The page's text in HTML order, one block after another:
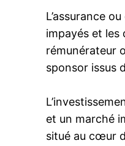
L’assurance
impayés et les
rémunérateur
sponsor issus
et un marché
situé au cœur